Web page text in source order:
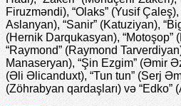
Firuzməndi), “Olaks” (Yusif
Aslanyan), “Sanir” (Katuziyan),
(Hernik Darqukasyan), “Motoşop”
“Raymond” (Raymond
Manaseryan), “Şin Ezgim” (Əmir
(Əli Əlicanduxt), “Tun tun” (Serj
(Zöhrabyan qardaşları) və “Edko”